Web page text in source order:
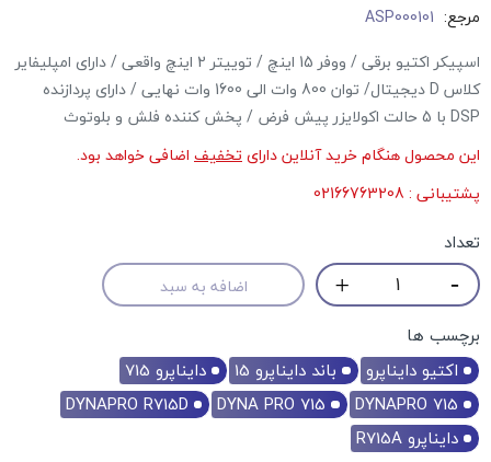
مرجع: ASP000101
اسپیکر اکتیو برقی / ووفر 15 اینچ / توییتر 2 اینچ واقعی / دارای امپلیفایر
کلاس D دیجیتال/ توان 800 وات الی 1600 وات نهایی / دارای پردازنده
DSP با 5 حالت اکولایزر پیش فرض / پخش کننده فلش و بلوتوث
این محصول هنگام خرید آنلاین دارایتخفیف اضافی خواهد بود.
پشتیبانی : 02166763208
تعداد
اضافه به سبد
برچسب ها
اکتیو دایناپرو
باند دایناپرو 15
دایناپرو 715
DYNAPRO 715
DYNA PRO 715
DYNAPRO R715D
دایناپرو R715A